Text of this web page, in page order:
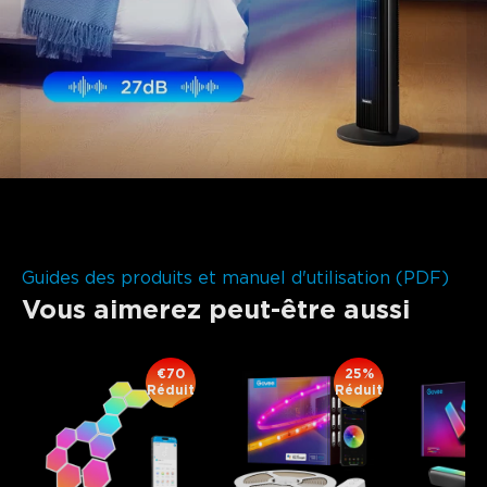
Guides des produits et manuel d'utilisation (PDF)
Vous aimerez peut-être aussi
€70
Réduit
25%
Réduit
close